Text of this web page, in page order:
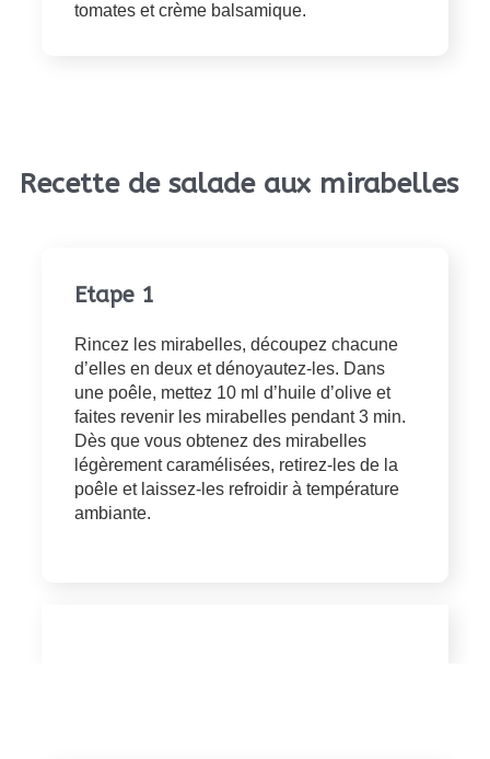
tomates et crème balsamique.
Recette de salade aux mirabelles
Etape 1
Rincez les mirabelles, découpez chacune
d’elles en deux et dénoyautez-les. Dans
une poêle, mettez 10 ml d’huile d’olive et
faites revenir les mirabelles pendant 3 min.
Dès que vous obtenez des mirabelles
légèrement caramélisées, retirez-les de la
poêle et laissez-les refroidir à température
ambiante.